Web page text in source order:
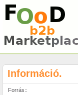
Információ.
Forrás::